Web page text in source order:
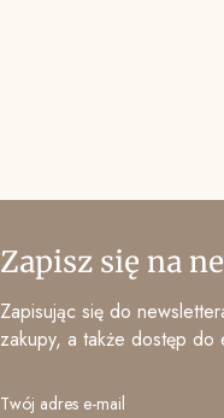
Zapisz się na
Zapisując się do
zakupy, a także dostęp do
Twój adres e-mail